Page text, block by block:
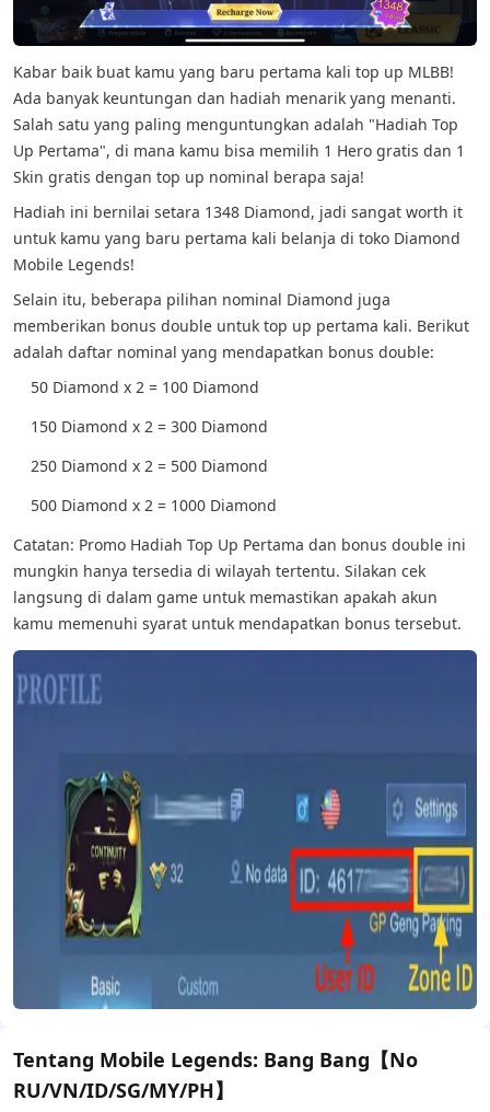
Kabar baik buat kamu yang baru pertama kali top up MLBB!
Ada banyak keuntungan dan hadiah menarik yang menanti.
Salah satu yang paling menguntungkan adalah "Hadiah Top
Up Pertama", di mana kamu bisa memilih 1 Hero gratis dan 1
Skin gratis dengan top up nominal berapa saja!
Hadiah ini bernilai setara 1348 Diamond, jadi sangat worth it
untuk kamu yang baru pertama kali belanja di toko Diamond
Mobile Legends!
Selain itu, beberapa pilihan nominal Diamond juga
memberikan bonus double untuk top up pertama kali. Berikut
adalah daftar nominal yang mendapatkan bonus double:
50 Diamond x 2 = 100 Diamond
150 Diamond x 2 = 300 Diamond
250 Diamond x 2 = 500 Diamond
500 Diamond x 2 = 1000 Diamond
Catatan: Promo Hadiah Top Up Pertama dan bonus double ini
mungkin hanya tersedia di wilayah tertentu. Silakan cek
langsung di dalam game untuk memastikan apakah akun
kamu memenuhi syarat untuk mendapatkan bonus tersebut.
Tentang Mobile Legends: Bang Bang【No
RU/VN/ID/SG/MY/PH】